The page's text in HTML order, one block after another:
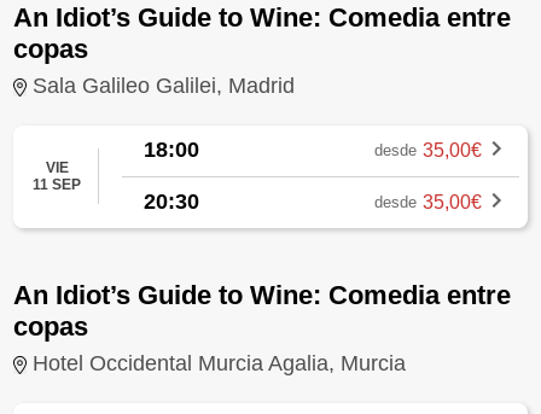
An Idiot’s Guide to Wine: Comedia entre
copas
Sala Galileo Galilei, Madrid
VIE
11 SEP
18:00 desde 35,00€
20:30 desde 35,00€
An Idiot’s Guide to Wine: Comedia entre
copas
Hotel Occidental Murcia Agalia, Murcia